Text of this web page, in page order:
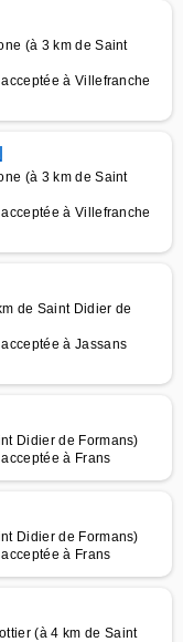
(à 3 km de Saint
à Villefranche
(à 3 km de Saint
à Villefranche
de Saint Didier de
à Jassans
Didier de Formans)
à Frans
Didier de Formans)
à Frans
(à 4 km de Saint